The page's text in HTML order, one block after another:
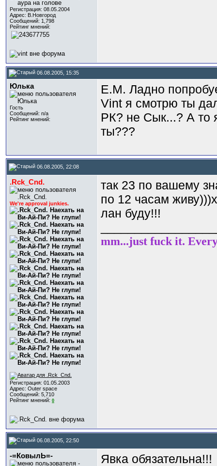
Регистрация: 08.05.2004
Адрес: В.Новгород
Сообщений: 1,798
Рейтинг мнений:
06.08.2005, 15:35
Юлька
Гость
Сообщений: n/a
Рейтинг мнений:
Е.М. Ладно
Vint я смотрю ты
РК? не Сык...? А то
ты???
06.08.2005, 22:08
.Rck_Cnd.
We're approval junkies.
Регистрация: 01.05.2003
Адрес: Outer space
Сообщений: 5,710
Рейтинг мнений: 0
так 23 по вашему
по 12 часам
лан буду!!!
mm...just fuck it.
06.08.2005, 22:50
-=КовылЬ=-
Явка обязательна!!!